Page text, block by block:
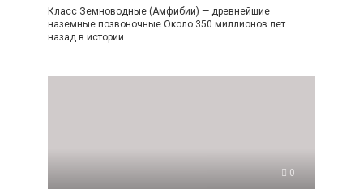
Класс Земноводные (Амфибии) — древнейшие
наземные позвоночные Около 350 миллионов лет
назад в истории
0